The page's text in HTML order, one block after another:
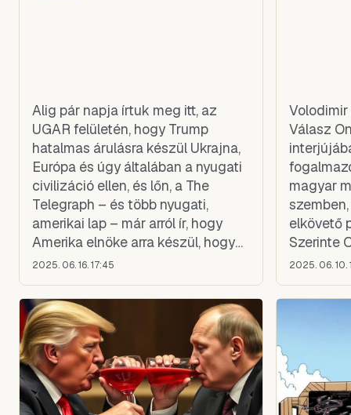
Alig pár napja írtuk meg itt, az
UGAR felületén, hogy Trump
hatalmas árulásra készül Ukrajna,
Európa és úgy általában a nyugati
civilizáció ellen, és lőn, a The
Telegraph – és több nyugati,
amerikai lap – már arról ír, hogy
Amerika elnöke arra készül, hogy
leállítja az Ukrajnának nyújtott
2025. 06. 16. 17:45
Válasz
magyar
elkövető
Szerinte
Ukrajna,
céljaira
ukrajnai
beszélt
2025. 06. 10.